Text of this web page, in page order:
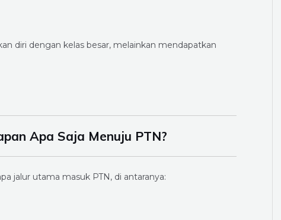
diri dengan kelas besar, melainkan mendapatkan
Apa Saja Menuju PTN?
jalur utama masuk PTN, di antaranya: